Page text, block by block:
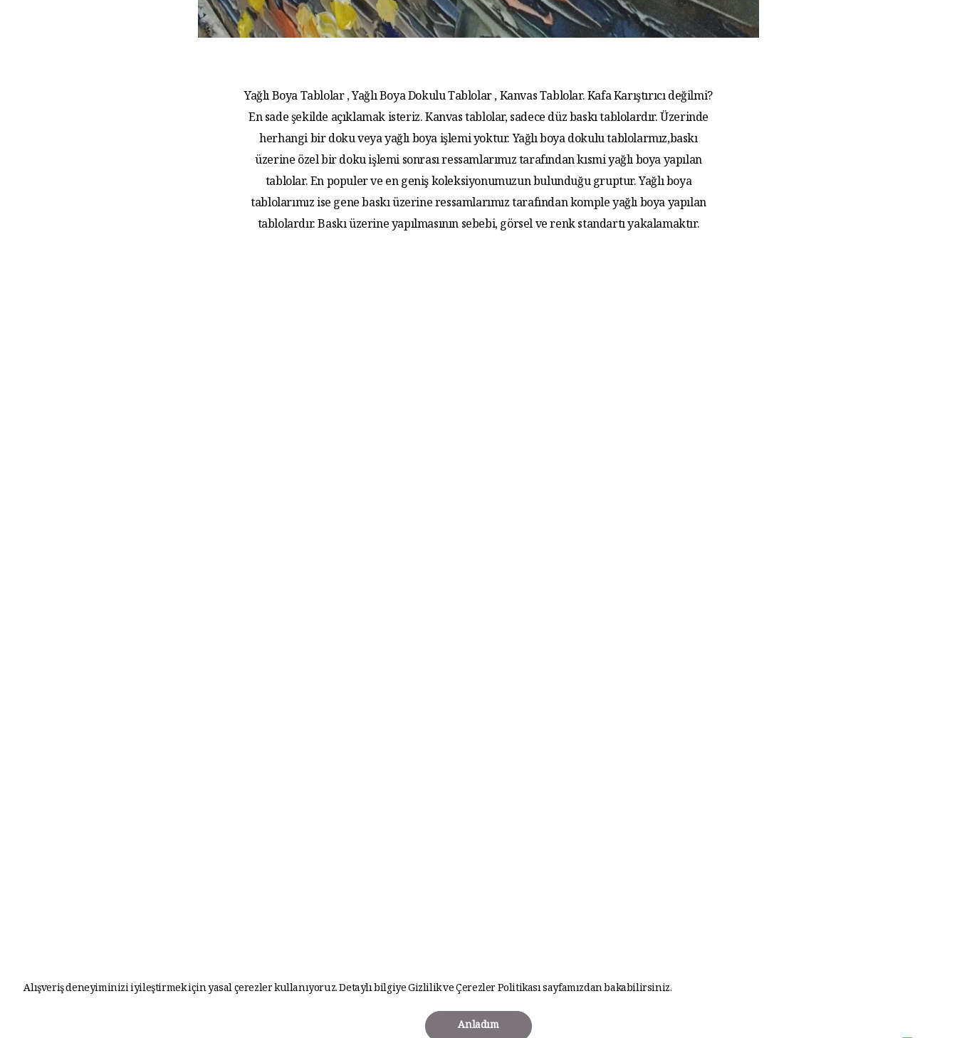
Alışveriş deneyiminizi iyileştirmek için yasal çerezler kullanıyoruz. Detaylı bilgiyeGizlilik ve Çerezler Politikasısayfamızdan bakabilirsiniz.
Anladım
Yağlı Boya Tablolar , Yağlı Boya Dokulu Tablolar , Kanvas Tablolar. Kafa Karıştırıcı değilmi?
En sade şekilde açıklamak isteriz. Kanvas tablolar, sadece düz baskı tablolardır. Üzerinde
herhangi bir doku veya yağlı boya işlemi yoktur. Yağlı boya dokulu tablolarmız,baskı
üzerine özel bir doku işlemi sonrası ressamlarımız tarafından kısmi yağlı boya yapılan
tablolar. En populer ve en geniş koleksiyonumuzun bulunduğu gruptur. Yağlı boya
tablolarımız ise gene baskı üzerine ressamlarımız tarafından komple yağlı boya yapılan
tablolardır. Baskı üzerine yapılmasının sebebi, görsel ve renk standartı yakalamaktır.